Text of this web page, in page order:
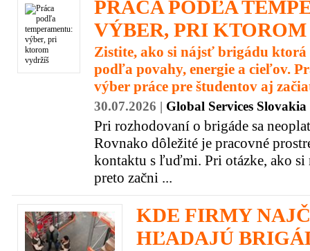
PRÁCA PODĽA
VÝBER, PRI
Zistite, ako si nájsť brigádu ktorá
podľa povahy, energie a cieľov.
výber práce pre študentov aj
30.07.2026 | Global Services Slovakia
Pri rozhodovaní o brigáde sa
Rovnako dôležité je pracovné
kontaktu s ľuďmi. Pri otázke, ako si
preto začni ...
KDE FIRMY
HĽADAJÚ